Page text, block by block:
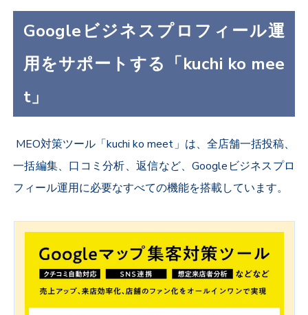
Googleビジネスプロフィール運
用をサポートする「kuchi ko mee
t」
MEO対策ツール「kuchi ko meet」は、全店舗一括投稿、
一括編集、口コミ分析、返信など、Googleビジネスプロ
フィール運用に必要なすべての機能を搭載しています。